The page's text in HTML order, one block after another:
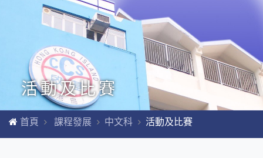
活動及比賽
首頁 課程發展 中文科 活動及比賽